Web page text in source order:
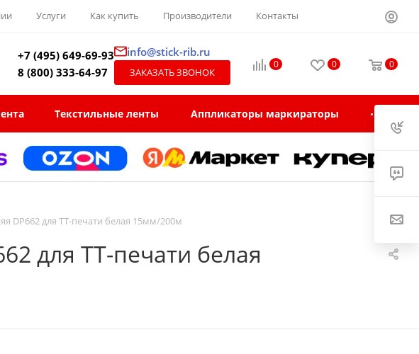
Услуги Как купить Производители Контакты
+7 (495) 649-69-93
8 (800) 333-64-97
info@stick-rib.ru
ЗАКАЗАТЬ ЗВОНОК
0 0 0
Текстильные ленты Аппликаторы маркираторы
DP662 для ТТ-печати белая 15мм/200м
для ТТ-печати белая